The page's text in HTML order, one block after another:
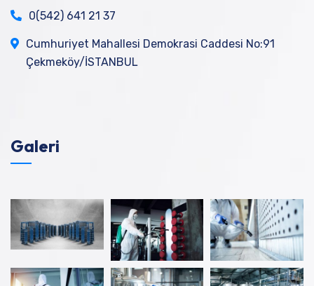
0(542) 641 21 37
Cumhuriyet Mahallesi Demokrasi Caddesi No:91
Çekmeköy/İSTANBUL
Galeri